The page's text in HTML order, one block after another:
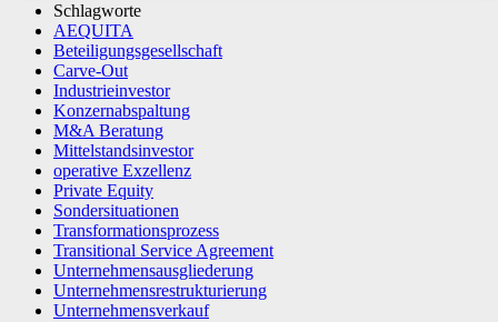
Schlagworte
AEQUITA
Beteiligungsgesellschaft
Carve-Out
Industrieinvestor
Konzernabspaltung
M&A Beratung
Mittelstandsinvestor
operative Exzellenz
Private Equity
Sondersituationen
Transformationsprozess
Transitional Service Agreement
Unternehmensausgliederung
Unternehmensrestrukturierung
Unternehmensverkauf